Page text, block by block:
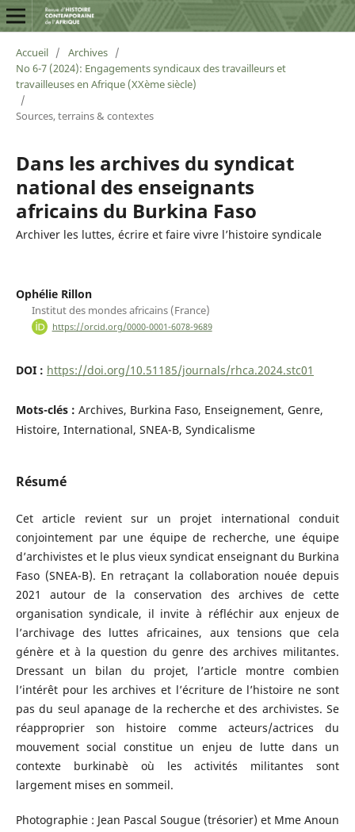
Accueil / Archives /
No 6-7 (2024): Engagements syndicaux des travailleurs et
travailleuses en Afrique (XXème siècle)
/
Sources, terrains & contextes
Dans les archives du syndicat
national des enseignants
africains du Burkina Faso
Archiver les luttes, écrire et faire vivre l’histoire syndicale
Ophélie Rillon
Institut des mondes africains (France)
https://orcid.org/0000-0001-6078-9689
DOI : https://doi.org/10.51185/journals/rhca.2024.stc01
Mots-clés : Archives, Burkina Faso, Enseignement, Genre,
Histoire, International, SNEA-B, Syndicalisme
Résumé
Cet article revient sur un projet international conduit
conjointement par une équipe de recherche, une équipe
d’archivistes et le plus vieux syndicat enseignant du Burkina
Faso (SNEA-B). En retraçant la collaboration nouée depuis
2021 autour de la conservation des archives de cette
organisation syndicale, il invite à réfléchir aux enjeux de
l’archivage des luttes africaines, aux tensions que cela
génère et à la question du genre des archives militantes.
Dressant un bilan du projet, l’article montre combien
l’intérêt pour les archives et l’écriture de l’histoire ne sont
pas du seul apanage de la recherche et des archivistes. Se
réapproprier son histoire comme acteurs/actrices du
mouvement social constitue un enjeu de lutte dans un
contexte burkinabè où les activités militantes sont
largement mises en sommeil.
Photographie : Jean Pascal Sougue (trésorier) et Mme Anoun